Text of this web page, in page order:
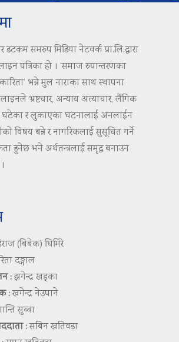
समरुप मिडिया नेटवर्क प्रा.लि.द्वारा
पत्रिका हो । ‘समाज रुपान्तरणका
भन्ने मुल नाराका साथ स्थापना
भ्रष्टचार, अन्याय अत्याचार, लैंगिक
घटेका र लुकाएका घटनालाई अनलाईन
विषय बन्ने र नागरिकलाई सुसूचित गर्ने
हुनेछ भने अर्थतन्त्रलाई समृद्ध बनाउन
(बिबेक) घिमिरे
दङ्गाल
:झगेन्द्र खड्का
:खगेन्द्र नेउपाने
सुब्बा
:सबिन खतिवडा